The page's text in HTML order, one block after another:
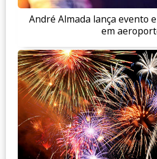
André Almada lança evento
em